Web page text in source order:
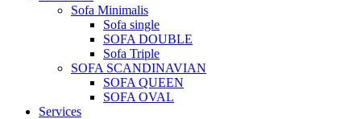
Sofa Minimalis
Sofa single
SOFA DOUBLE
Sofa Triple
SOFA SCANDINAVIAN
SOFA QUEEN
SOFA OVAL
Services